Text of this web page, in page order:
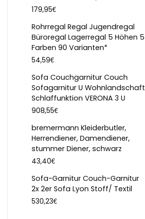
179,95€
Rohrregal Regal Jugendregal
Büroregal Lagerregal 5 Höhen 5
Farben 90 Varianten*
54,59€
Sofa Couchgarnitur Couch
Sofagarnitur U Wohnlandschaft
Schlaffunktion VERONA 3 U
908,55€
bremermann Kleiderbutler,
Herrendiener, Damendiener,
stummer Diener, schwarz
43,40€
Sofa-Garnitur Couch-Garnitur
2x 2er Sofa Lyon Stoff/ Textil
530,23€